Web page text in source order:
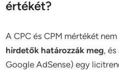
értékét?
A CPC és CPM mértékét
hirdetők határozzák meg,
Google AdSense) egy